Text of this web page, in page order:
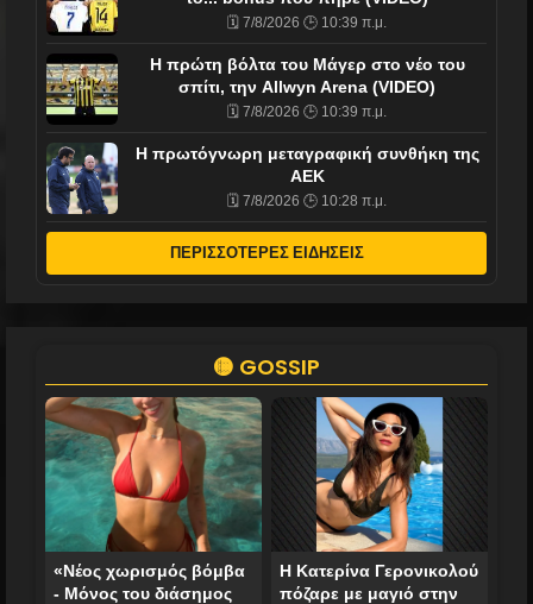
🗓️ 7/8/2026 🕒 10:39 π.μ.
Η πρώτη βόλτα του Μάγερ στο νέο του
σπίτι, την Allwyn Arena (VIDEO)
🗓️ 7/8/2026 🕒 10:39 π.μ.
Η πρωτόγνωρη μεταγραφική συνθήκη της
ΑΕΚ
🗓️ 7/8/2026 🕒 10:28 π.μ.
ΠΕΡΙΣΣΟΤΕΡΕΣ ΕΙΔΗΣΕΙΣ
🟡 GOSSIP
«Νέος χωρισμός βόμβα
- Μόνος του διάσημος
Η Κατερίνα Γερονικολού
πόζαρε με μαγιό στην